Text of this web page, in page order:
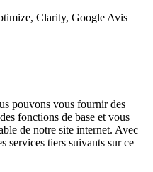
Clarity, Google Avis
pouvons vous fournir des
fonctions de base et vous
de notre site internet. Avec
services tiers suivants sur ce